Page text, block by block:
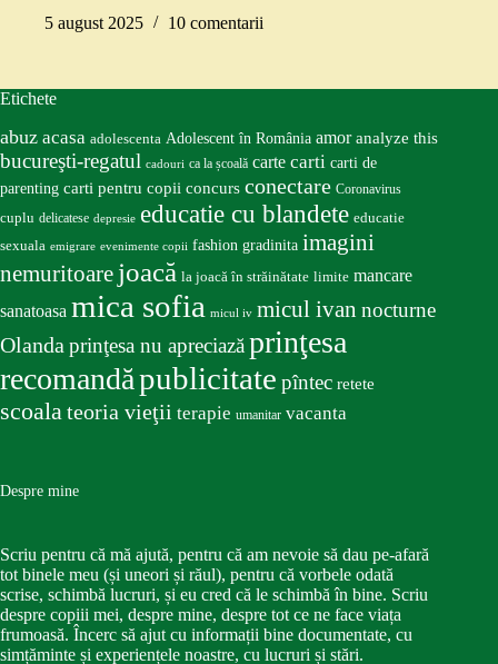
5 august 2025
10 comentarii
Etichete
abuz acasa adolescenta Adolescent în România amor analyze this
bucureşti-regatul cadouri ca la școală carte carti carti de
parenting carti pentru copii concurs conectare Coronavirus
cuplu delicatese depresie educatie cu blandete educatie
sexuala emigrare evenimente copii fashion gradinita imagini
nemuritoare joacă la joacă în străinătate limite mancare
sanatoasa mica sofia micul iv micul ivan nocturne
Olandaprinţesa nu apreciazăprinţesa
recomandăpublicitate pîntec retete
scoalateoria vieţii terapie umanitar vacanta
Despre mine
Scriu pentru că mă ajută, pentru că am nevoie să dau pe-afară
tot binele meu (și uneori și răul), pentru că vorbele odată
scrise, schimbă lucruri, și eu cred că le schimbă în bine. Scriu
despre copiii mei, despre mine, despre tot ce ne face viața
frumoasă. Încerc să ajut cu informații bine documentate, cu
simțăminte și experiențele noastre, cu lucruri și stări.